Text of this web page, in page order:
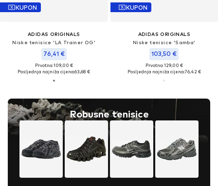
KUPON
ADIDAS ORIGINALS
Niske tenisice 'LA Trainer OG'
76,41 €
Prvotno: 109,00 €
Posljednja najniža cijena:63,68 €
Robusne tenisice
KUPON
ADIDAS ORIGINALS
Niske tenisice 'Samba'
103,50 €
Prvotno: 129,00 €
Posljednja najniža cijena:76,42 €